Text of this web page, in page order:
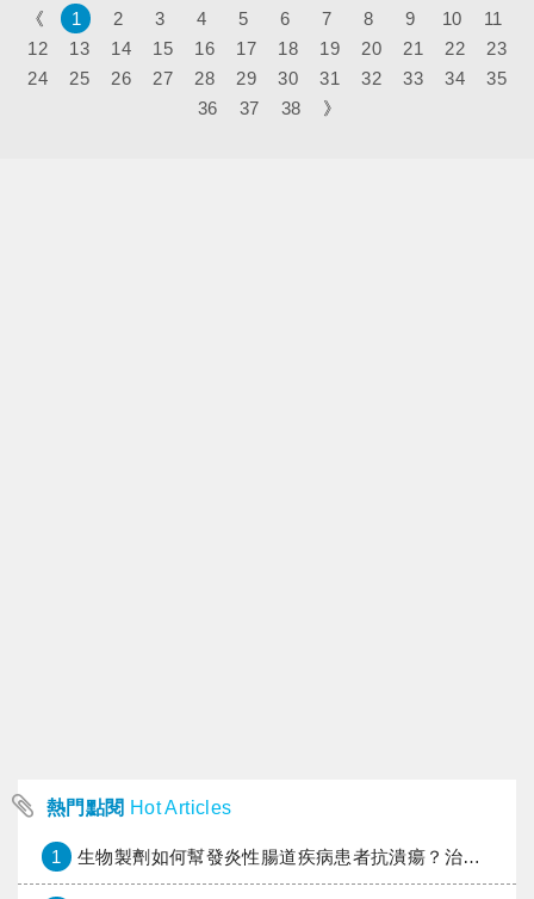
用習慣。
《 1 2 3 4 5 6 7 8 9 10
11
12
13 14 15 16 17 18 19 20 21 22
23
24
25 26 27 28 29 30 31 32 33 34
35
36
37 38 》
熱門點閱 Hot Articles
1 生物製劑如何幫發炎性腸道疾病患者抗潰瘍？治療進展與健保給付困境一次看